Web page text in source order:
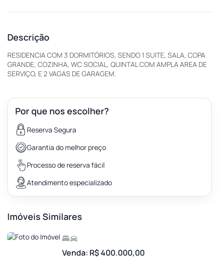
Descrição
RESIDENCIA COM 3 DORMITÓRIOS, SENDO 1 SUITE, SALA, COPA
GRANDE, COZINHA, WC SOCIAL, QUINTAL COM AMPLA AREA DE
SERVIÇO, E 2 VAGAS DE GARAGEM.
Por que nos escolher?
Reserva Segura
Garantia do melhor preço
Processo de reserva fácil
Atendimento especializado
Imóveis Similares
Venda: R$ 400.000,00